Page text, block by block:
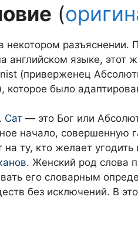
(
некотором разъяснении.
английском языке, этот
(приверженец
которое было
. Сат — это Бог или
начало, совершенную
ту, кто желает
. Женский род слова
его словарным
без исключений. В